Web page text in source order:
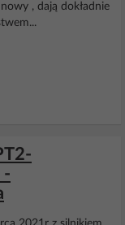
, dają dokładnie
-